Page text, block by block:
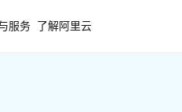
服务 了解阿里云